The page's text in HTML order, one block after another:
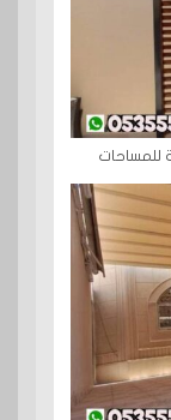
أفضل حماية للمساحات